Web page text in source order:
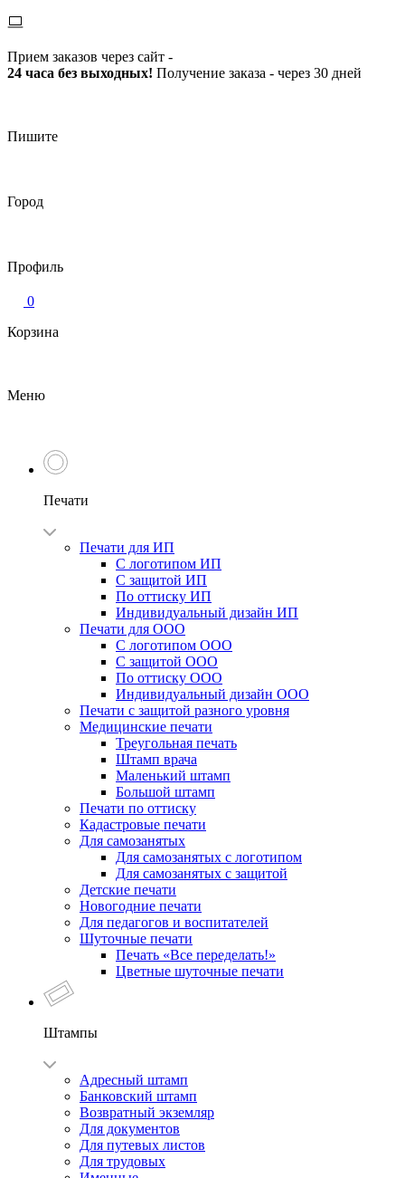
Прием заказов через сайт -
24 часа без выходных! Получение заказа - через 30 дней
Пишите
Город
Профиль
0
Корзина
Меню
Печати
Печати для ИП
С логотипом ИП
С защитой ИП
По оттиску ИП
Индивидуальный дизайн ИП
Печати для ООО
С логотипом ООО
С защитой ООО
По оттиску ООО
Индивидуальный дизайн ООО
Печати с защитой разного уровня
Медицинские печати
Треугольная печать
Штамп врача
Маленький штамп
Большой штамп
Печати по оттиску
Кадастровые печати
Для самозанятых
Для самозанятых с логотипом
Для самозанятых с защитой
Детские печати
Новогодние печати
Для педагогов и воспитателей
Шуточные печати
Печать «Все переделать!»
Цветные шуточные печати
Штампы
Адресный штамп
Банковский штамп
Возвратный экземляр
Для документов
Для путевых листов
Для трудовых